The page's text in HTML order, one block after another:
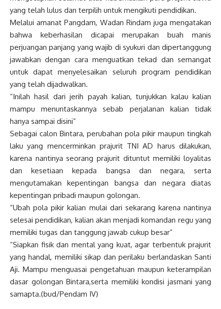
yang telah lulus dan terpilih untuk mengikuti pendidikan.
Melalui amanat Pangdam, Wadan Rindam juga mengatakan
bahwa keberhasilan dicapai merupakan buah manis
perjuangan panjang yang wajib di syukuri dan dipertanggung
jawabkan dengan cara menguatkan tekad dan semangat
untuk dapat menyelesaikan seluruh program pendidikan
yang telah dijadwalkan.
“Inilah hasil dari jerih payah kalian, tunjukkan kalau kalian
mampu menuntaskannya sebab perjalanan kalian tidak
hanya sampai disini”
Sebagai calon Bintara, perubahan pola pikir maupun tingkah
laku yang mencerminkan prajurit TNI AD harus dilakukan,
karena nantinya seorang prajurit dituntut memiliki loyalitas
dan kesetiaan kepada bangsa dan negara, serta
mengutamakan kepentingan bangsa dan negara diatas
kepentingan pribadi maupun golongan.
“Ubah pola pikir kalian mulai dari sekarang karena nantinya
selesai pendidikan, kalian akan menjadi komandan regu yang
memiliki tugas dan tanggung jawab cukup besar”
“Siapkan fisik dan mental yang kuat, agar terbentuk prajurit
yang handal, memiliki sikap dan perilaku berlandaskan Santi
Aji. Mampu menguasai pengetahuan maupun keterampilan
dasar golongan Bintara,serta memiliki kondisi jasmani yang
samapta.(bud/Pendam IV)